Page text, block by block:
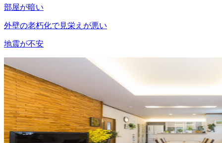
部屋が暗い
外壁の老朽化で見栄えが悪い
地震が不安